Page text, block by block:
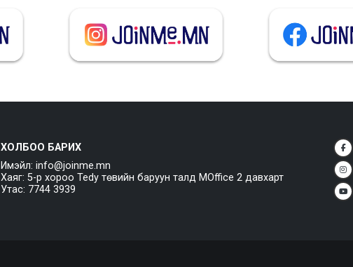
ХОЛБОО БАРИХ
Имэйл: info@joinme.mn
Хаяг: 5-р хороо Tedy төвийн баруун талд MOffice 2 давхарт
Утас: 7744 3939